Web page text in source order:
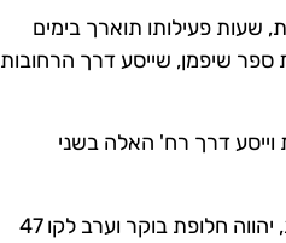
שעות פעילותו תוארך בימים
ספר שיפמן, שייסע דרך הרחובות
וייסע דרך רח' האלה בשני
קו 47א', שבין טירת כרמל למרכזית חוף הכרמל, יפעל גם במוצאי שבת, יהווה חלופת בוקר וערב לקו 47